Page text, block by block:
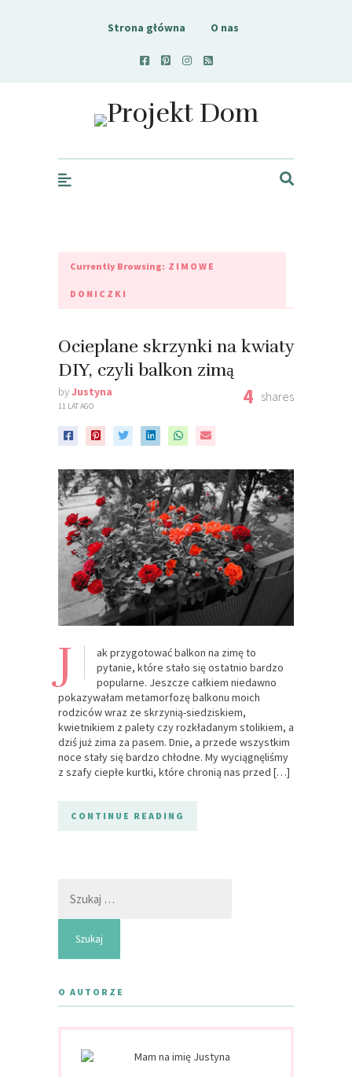
Strona główna O nas
Projekt Dom
Currently Browsing: ZIMOWE
DONICZKI
Ocieplane skrzynki na kwiaty
DIY, czyli balkon zimą
byJustyna
11 LAT AGO 4 shares
J
ak przygotować balkon na zimę to
pytanie, które stało się ostatnio bardzo
popularne. Jeszcze całkiem niedawno
pokazywałam metamorfozę balkonu moich
rodziców wraz ze skrzynią-siedziskiem,
kwietnikiem z palety czy rozkładanym stolikiem, a
dziś już zima za pasem. Dnie, a przede wszystkim
noce stały się bardzo chłodne. My wyciągnęliśmy
z szafy ciepłe kurtki, które chronią nas przed […]
CONTINUE READING
O AUTORZE